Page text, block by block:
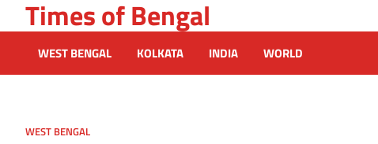
to
content
Times of Bengal
WEST BENGAL KOLKATA INDIA WORLD
WEST BENGAL